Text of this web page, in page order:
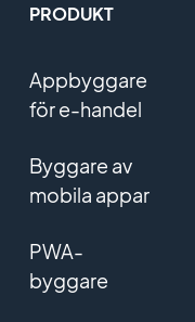
PRODUKT
Appbyggare
för e-handel
Byggare av
mobila appar
PWA-
byggare